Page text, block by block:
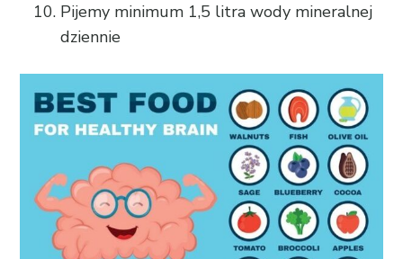
Pijemy minimum 1,5 litra wody mineralnej
dziennie